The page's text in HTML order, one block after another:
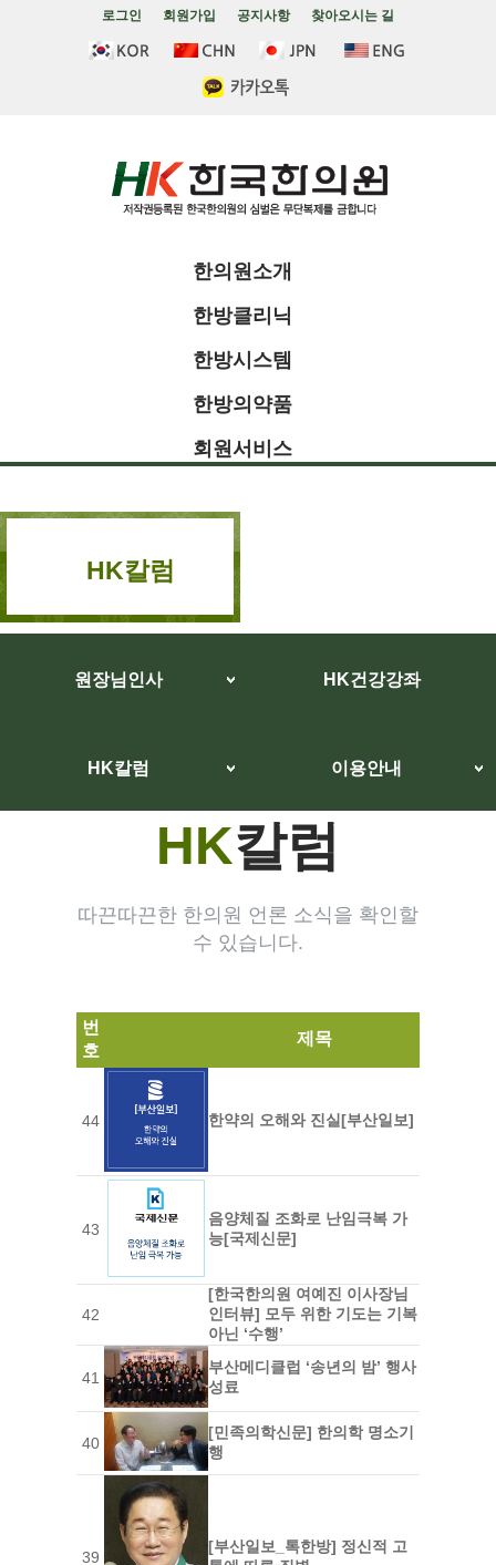
로그인 회원가입 공지사항 찾아오시는 길
한의원소개
한방클리닉
한방시스템
한방의약품
회원서비스
HK칼럼
원장님인사 HK건강강좌
HK칼럼 이용안내
HK칼럼
따끈따끈한 한의원 언론 소식을 확인할
수 있습니다.
번
호
제목
44 한약의 오해와 진실[부산일보]
43
음양체질 조화로 난임극복 가
능[국제신문]
42
[한국한의원 여예진 이사장님
인터뷰] 모두 위한 기도는 기복
아닌 ‘수행’
41
부산메디클럽 ‘송년의 밤’ 행사
성료
40
[민족의학신문] 한의학 명소기
행
39
[부산일보_톡한방] 정신적 고